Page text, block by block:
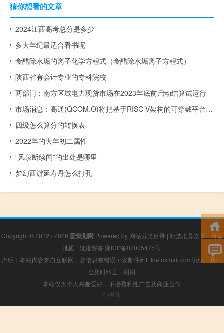
猜你想看的文章
2024江西高考总分是多少
多大年纪最适合看书呢
食醋除水垢的离子化学方程式（食醋除水垢离子方程式）
陕西省有会计专业的专科院校
两部门：南方区域电力现货市场在2023年底前启动结算试运行
市场消息：高通(QCOM.O)将把基于RISC-V架构的可穿戴平台引入谷歌(GOOG.O、GOOGL.O)的可穿戴系统Wear OS
四级怎么算分的转换表
2022年的大年初二属性
“风泉断续闻”的出处是哪里
梦幻西游延寿丹怎么打孔
Copyright © 2012 - 2026 爱策划网 Powered by 网站分类目录 | 精选推荐文章 | 网站
地图 | 疑难解答 浙ICP备07005475号
声明：本站内容来自互联网，如信息有错误可发邮件到f_fb#foxmail.com说明，我们
会及时纠正，谢谢
本站仅为个人兴趣爱好，不接盈利性广告及商业合作
小男孩